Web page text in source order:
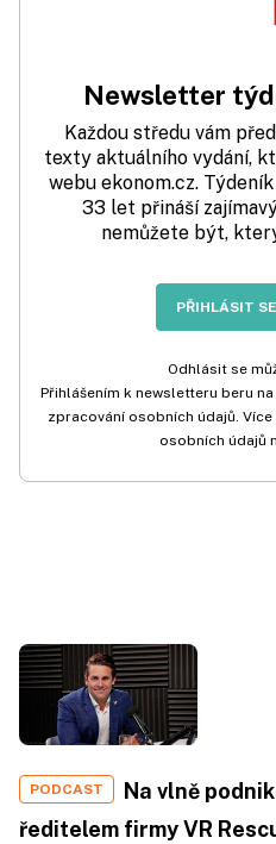
Newsletter
Každou středu vám
texty aktuálního vydání,
webu ekonom.cz.
33 let přináší
nemůžete být,
PŘIHLÁSIT
Odhlásit se
Přihlášením k newsletteru beru
zpracování osobních údajů.
osobních údajů
PODCAST
Na vlně
ředitelem firmy VR